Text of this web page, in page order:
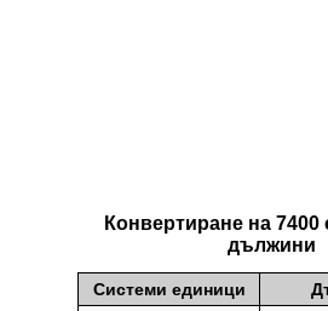
Конвертиране на
дължини
Системи единици